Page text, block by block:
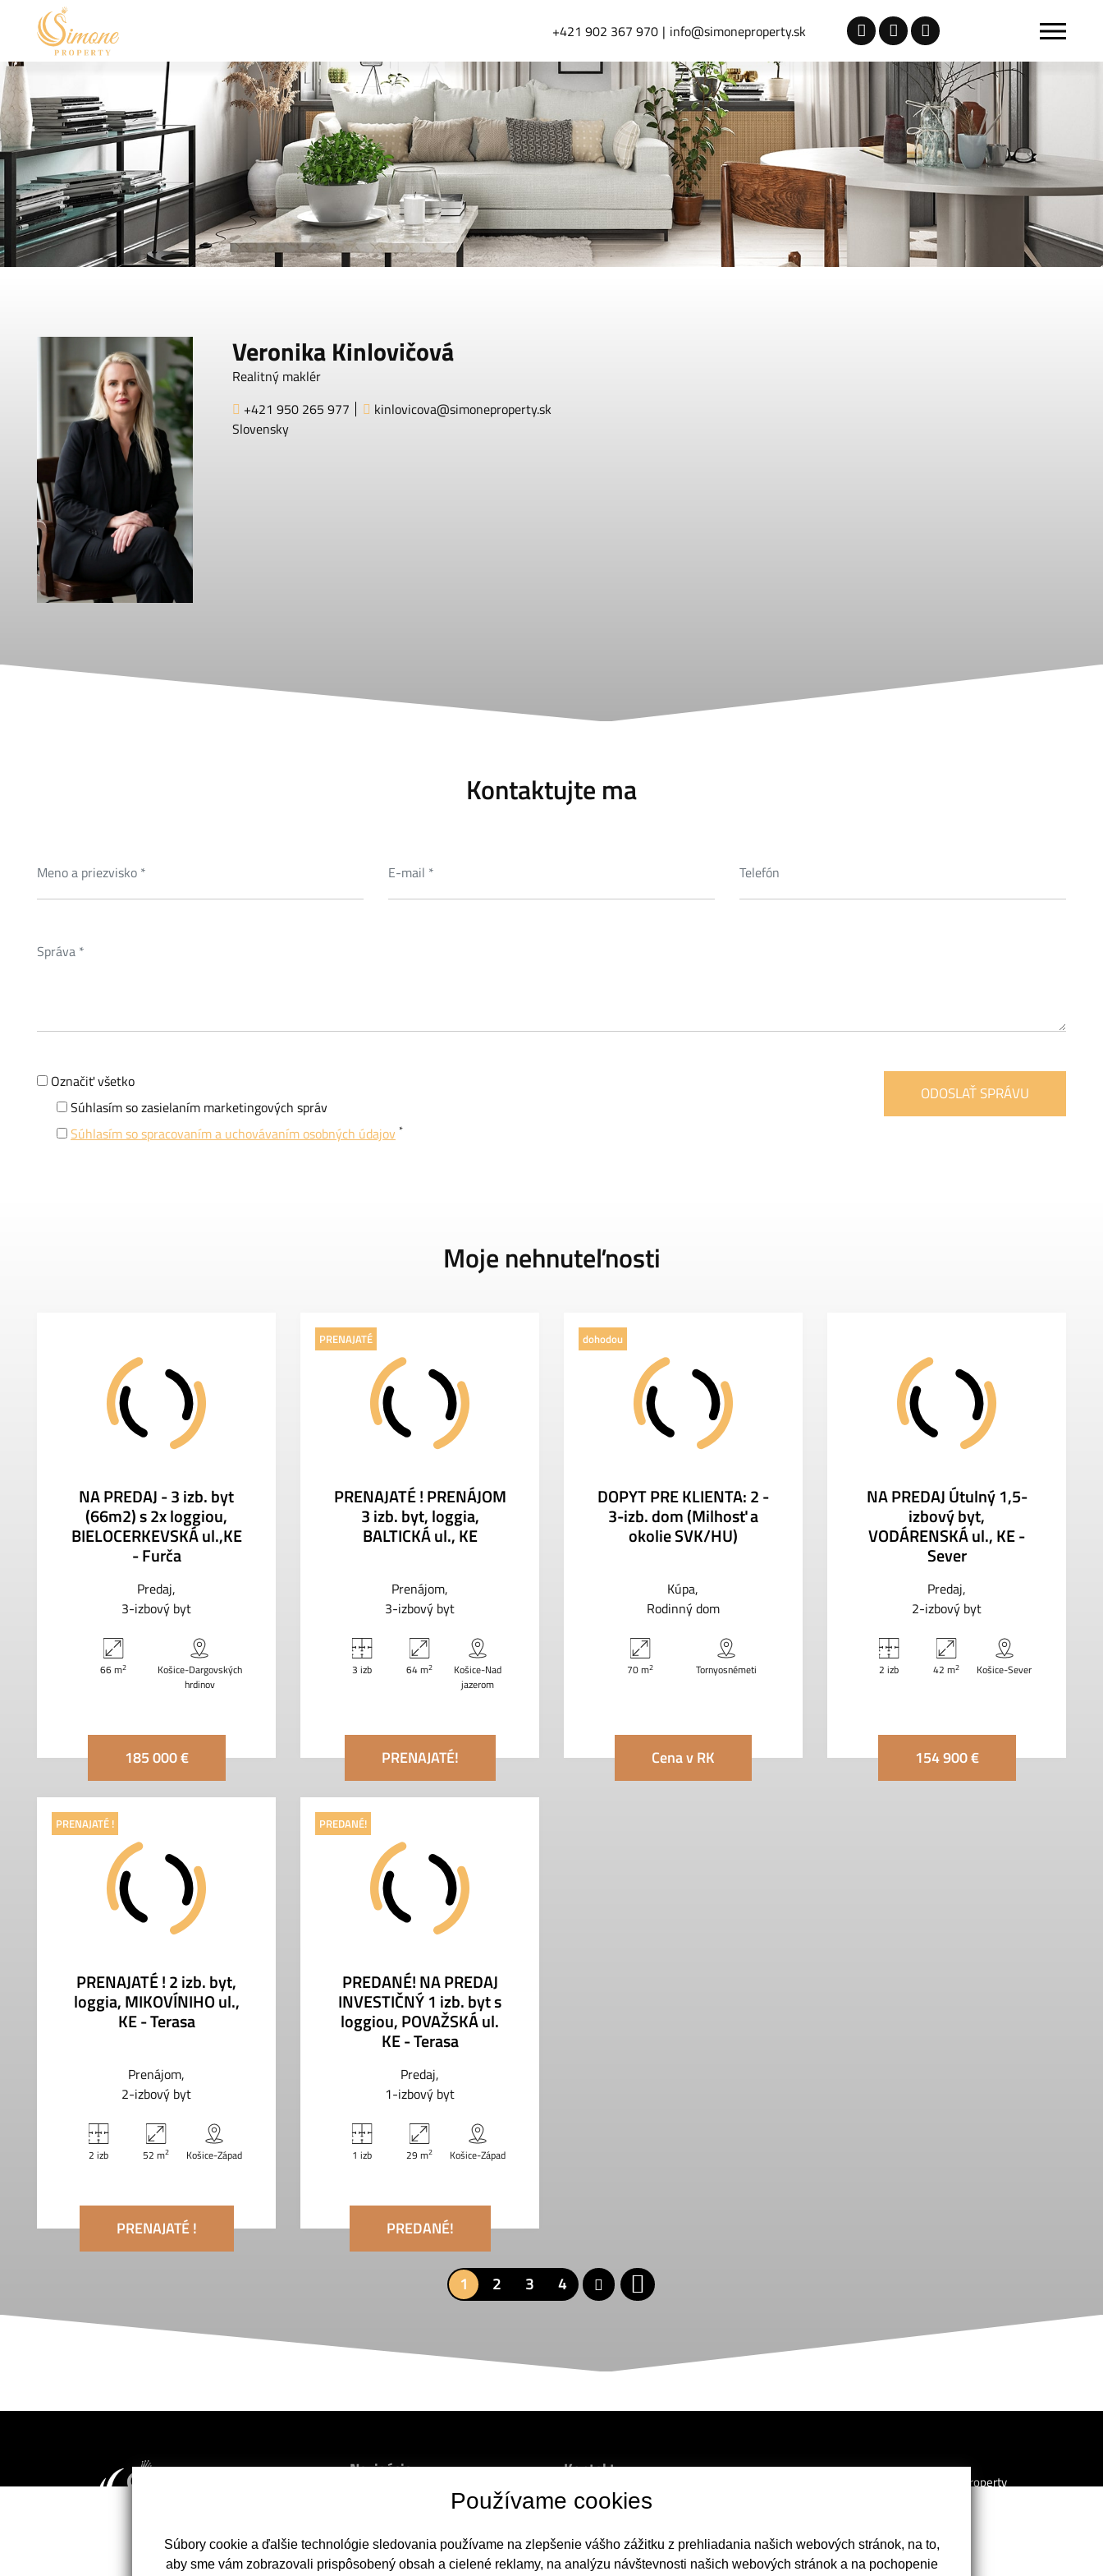
+421 902 367 970 info@simoneproperty.sk
Veronika Kinlovičová
Realitný maklér
+421 950 265 977
kinlovicova@simoneproperty.sk
Slovensky
Kontaktujte ma
Označiť všetko
Súhlasím so zasielaním marketingových správ
Súhlasím so spracovaním a uchovávaním osobných údajov *
Moje nehnuteľnosti
NA PREDAJ - 3 izb. byt
(66m2) s 2x loggiou,
BIELOCERKEVSKÁ ul.,KE
- Furča
Predaj
3-izbový byt
66 m2
Košice-Dargovských
hrdinov
185 000 €
PRENAJATÉ
PRENAJATÉ ! PRENÁJOM
3 izb. byt, loggia,
BALTICKÁ ul., KE
Prenájom
3-izbový byt
3 izb 64 m2
Košice-Nad
jazerom
PRENAJATÉ!
dohodou
DOPYT PRE KLIENTA: 2 -
3-izb. dom (Milhosť a
okolie SVK/HU)
Kúpa
Rodinný dom
70 m2 Tornyosnémeti
Cena v RK
NA PREDAJ Útulný 1,5-
izbový byt,
VODÁRENSKÁ ul., KE -
Sever
Predaj
2-izbový byt
2 izb 42 m2 Košice-Sever
154 900 €
PRENAJATÉ !
PRENAJATÉ ! 2 izb. byt,
loggia, MIKOVÍNIHO ul.,
KE - Terasa
Prenájom
2-izbový byt
2 izb 52 m2 Košice-Západ
PRENAJATÉ !
PREDANÉ!
PREDANÉ! NA PREDAJ
INVESTIČNÝ 1 izb. byt s
loggiou, POVAŽSKÁ ul.
KE - Terasa
Predaj
1-izbový byt
1 izb 29 m2 Košice-Západ
PREDANÉ!
1 2 3 4
Navigácia
Nehnuteľnosti
Služby
Kontakt
+421 902 367 970
Realitná kancelária Simone Property
zabezpečenia predaja, prenájmu a kúpy
nehnuteľnosti. Súčasťou nášho portfólia
je aj predaj Developerských projektov.
Používame cookies
Súbory cookie a ďalšie technológie sledovania používame na zlepšenie vášho zážitku z prehliadania našich webových stránok, na to,
aby sme vám zobrazovali prispôsobený obsah a cielené reklamy, na analýzu návštevnosti našich webových stránok a na pochopenie